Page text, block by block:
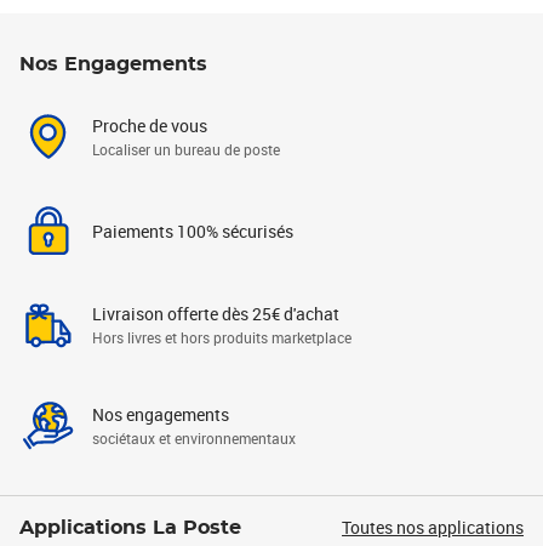
Nos Engagements
Proche de vous
Localiser un bureau de poste
Paiements 100% sécurisés
Livraison offerte dès 25€ d'achat
Hors livres et hors produits marketplace
Nos engagements
sociétaux et environnementaux
Applications La Poste Toutes nos applications